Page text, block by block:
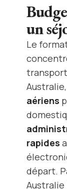
un
Le
aériens
rapides
départ.
Australie